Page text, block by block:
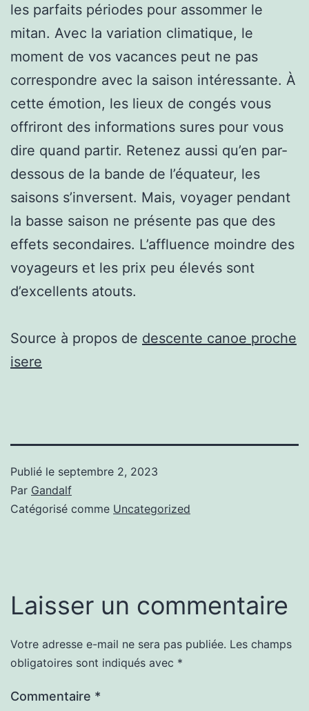
les parfaits périodes pour assommer le
mitan. Avec la variation climatique, le
moment de vos vacances peut ne pas
correspondre avec la saison intéressante. À
cette émotion, les lieux de congés vous
offriront des informations sures pour vous
dire quand partir. Retenez aussi qu’en par-
dessous de la bande de l’équateur, les
saisons s’inversent. Mais, voyager pendant
la basse saison ne présente pas que des
effets secondaires. L’affluence moindre des
voyageurs et les prix peu élevés sont
d’excellents atouts.
Source à propos de descente canoe proche
isere
Publié le septembre 2, 2023
Par Gandalf
Catégorisé comme Uncategorized
Laisser un commentaire
Votre adresse e-mail ne sera pas publiée. Les champs
obligatoires sont indiqués avec *
Commentaire *